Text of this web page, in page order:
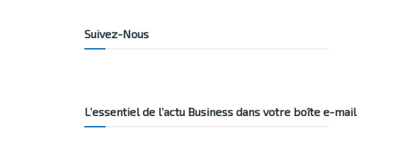
Suivez-Nous
L’essentiel de l’actu Business dans votre boîte e-mail